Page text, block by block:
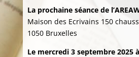
La prochaine séance de
Maison des Ecrivains 150
1050 Bruxelles
Le mercredi 3 septembre 2025